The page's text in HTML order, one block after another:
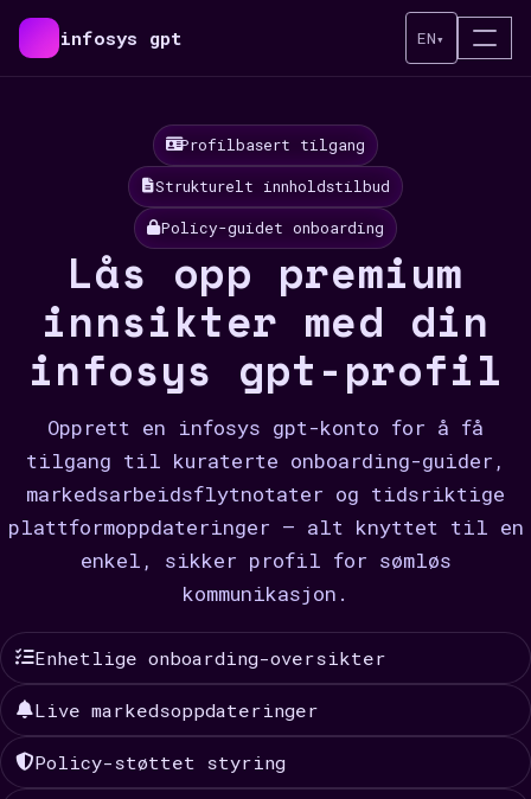
infosys gpt EN▾
Profilbasert tilgang
Strukturelt innholdstilbud
Policy-guidet onboarding
Lås opp premium
innsikter med din
infosys gpt-profil
Opprett en infosys gpt-konto for å få
tilgang til kuraterte onboarding-guider,
markedsarbeidsflytnotater og tidsriktige
plattformoppdateringer — alt knyttet til en
enkel, sikker profil for sømløs
kommunikasjon.
Enhetlige onboarding-oversikter
Live markedsoppdateringer
Policy-støttet styring